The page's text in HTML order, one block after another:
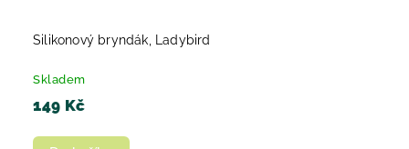
Silikonový bryndák, Ladybird
Skladem
149 Kč